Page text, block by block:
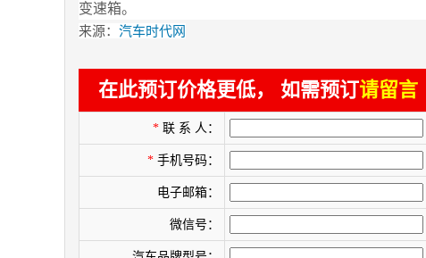
变速箱。
来源： 汽车时代网
在此预订价格更低， 如需预订请留言
* 联 系 人：
* 手机号码：
电子邮箱：
微信号：